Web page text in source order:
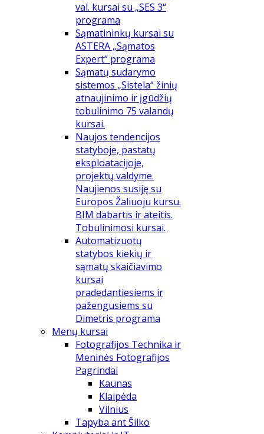
val. kursai su „SES 3“
programa
Sąmatininkų kursai su
ASTERA „Sąmatos
Expert“ programa
Sąmatų sudarymo
sistemos „Sistela“ žinių
atnaujinimo ir įgūdžių
tobulinimo 75 valandų
kursai.
Naujos tendencijos
statyboje, pastatų
eksploatacijoje,
projektų valdyme.
Naujienos susiję su
Europos Žaliuoju kursu.
BIM dabartis ir ateitis.
Tobulinimosi kursai.
Automatizuotų
statybos kiekių ir
sąmatų skaičiavimo
kursai
pradedantiesiems ir
pažengusiems su
Dimetris programa
Menų kursai
Fotografijos Technika ir
Meninės Fotografijos
Pagrindai
Kaunas
Klaipėda
Vilnius
Tapyba ant Šilko